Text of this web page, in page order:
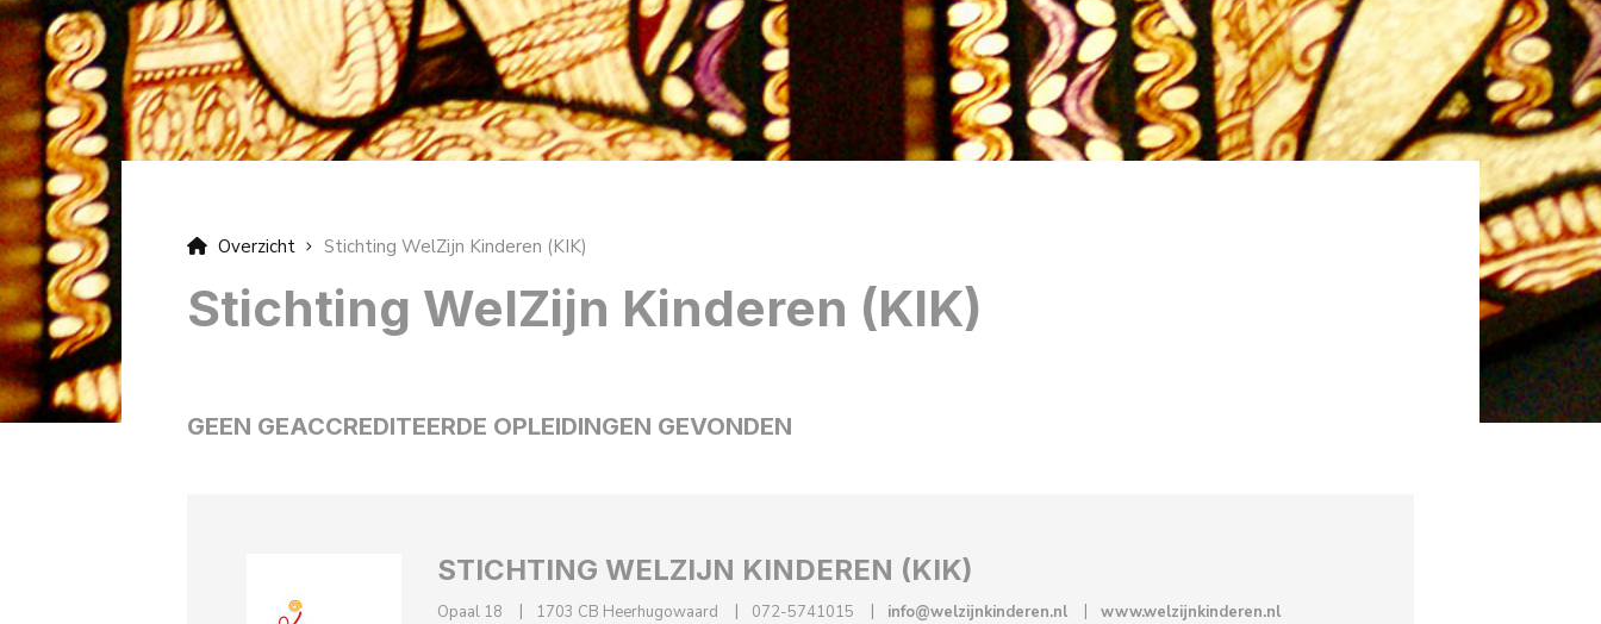
Overzicht Stichting WelZijn Kinderen (KIK)
Stichting WelZijn Kinderen (KIK)
GEEN GEACCREDITEERDE OPLEIDINGEN GEVONDEN
STICHTING WELZIJN KINDEREN (KIK)
Opaal 18 1703 CB Heerhugowaard 072-5741015 info@welzijnkinderen.nl www.welzijnkinderen.nl